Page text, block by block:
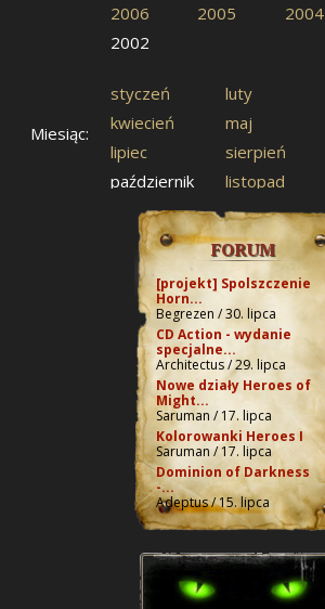
2006
2005 2004
2002
styczeń luty
kwiecień
maj
lipiec
sierpień
październik
listopad
Miesiąc:
FORUM
[projekt] Spolszczenie
Horn...
Begrezen / 30. lipca
CD Action - wydanie
specjalne...
Architectus / 29. lipca
Nowe działy Heroes of
Might...
Saruman / 17. lipca
Kolorowanki Heroes I
Saruman / 17. lipca
Dominion of Darkness
-...
Adeptus / 15. lipca